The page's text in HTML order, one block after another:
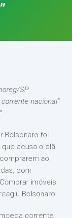
SP
nacional”
Bolsonaro foi
acusa o clã
ao
com
imóveis
Bolsonaro.
corrente